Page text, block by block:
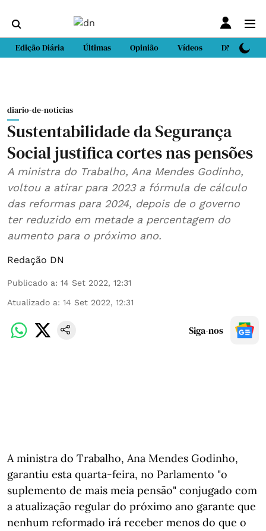
Edição Diária Últimas Opinião Vídeos DN Sport
diario-de-noticias
Sustentabilidade da Segurança
Social justifica cortes nas pensões
A ministra do Trabalho, Ana Mendes Godinho,
voltou a atirar para 2023 a fórmula de cálculo
das reformas para 2024, depois de o governo
ter reduzido em metade a percentagem do
aumento para o próximo ano.
Redação DN
Publicado a: 14 Set 2022, 12:31
Atualizado a: 14 Set 2022, 12:31
Siga-nos
A ministra do Trabalho, Ana Mendes Godinho,
garantiu esta quarta-feira, no Parlamento "o
suplemento de mais meia pensão" conjugado com
a atualização regular do próximo ano garante que
nenhum reformado irá receber menos do que o